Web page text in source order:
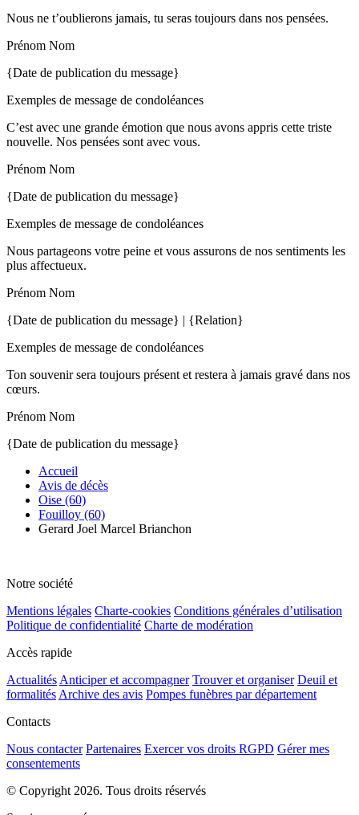
Nous ne t’oublierons jamais, tu seras toujours dans nos pensées.
Prénom Nom
{Date de publication du message}
Exemples de message de condoléances
C’est avec une grande émotion que nous avons appris cette triste
nouvelle. Nos pensées sont avec vous.
Prénom Nom
{Date de publication du message}
Exemples de message de condoléances
Nous partageons votre peine et vous assurons de nos sentiments les
plus affectueux.
Prénom Nom
{Date de publication du message} | {Relation}
Exemples de message de condoléances
Ton souvenir sera toujours présent et restera à jamais gravé dans nos
cœurs.
Prénom Nom
{Date de publication du message}
Accueil
Avis de décès
Oise (60)
Fouilloy (60)
Gerard Joel Marcel Brianchon
Notre société
Mentions légales Charte-cookies Conditions générales d’utilisation
Politique de confidentialité Charte de modération
Accès rapide
Actualités Anticiper et accompagner Trouver et organiser Deuil et
formalités Archive des avis Pompes funèbres par département
Contacts
Nous contacter Partenaires Exercer vos droits RGPD Gérer mes
consentements
© Copyright 2026. Tous droits réservés